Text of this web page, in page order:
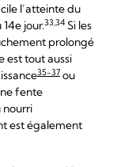
l’atteinte du
jour.33,34 Si les
prolongé
est tout aussi
35-37 ou
fente
nourri
est également